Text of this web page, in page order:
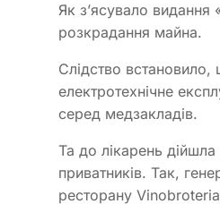
Як зʼясувало видання
розкрадання майна.
Слідство встановило,
електротехнічне
серед медзакладів.
Та до лікарень
приватників. Так,
ресторану